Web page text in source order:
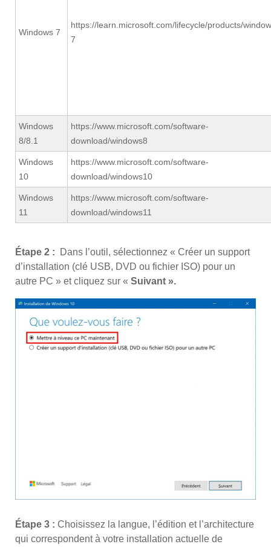
Windows 7
https://learn.microsoft.com/lifecycle/products/
7
Windows
8/8.1
https://www.microsoft.com/software-
download/windows8
Windows
10
https://www.microsoft.com/software-
download/windows10
Windows
11
https://www.microsoft.com/software-
download/windows11
Étape 2 : Dans l’outil, sélectionnez « Créer un support
d’installation (clé USB, DVD ou fichier ISO) pour un
autre PC » et cliquez sur « Suivant ».
Étape 3 : Choisissez la langue, l’édition et l’architecture
qui correspondent à votre installation actuelle de